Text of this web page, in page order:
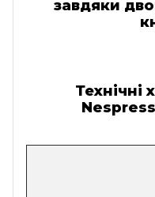
завдяки
Технічні